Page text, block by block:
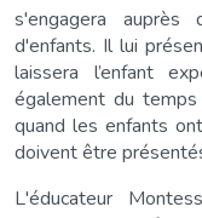
s'engagera
d'enfants. Il lui
laissera l’enfant
également du
quand les enfants
doivent être
L'éducateur